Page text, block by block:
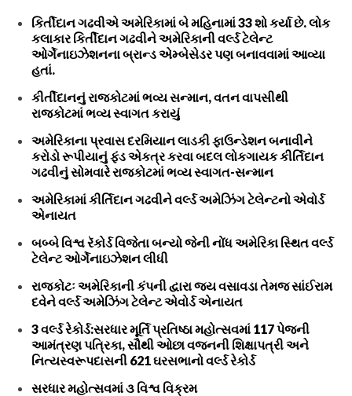
કિર્તીદાન ગઢવીએ અમેરિકામાં બે મહિનામાં 33 શો કર્યા છે. લોક
કલાકાર કિર્તીદાન ગઢવીને અમેરિકાની વર્લ્ડ ટેલેન્ટ
ઓર્ગેનાઇઝેશનના બ્રાન્ડ એમ્બેસેડર પણ બનાવવામાં આવ્યા
હતાં.
કીર્તીદાનનું રાજકોટમાં ભવ્ય સન્માન, વતન વાપસીથી
રાજકોટમાં ભવ્ય સ્વાગત કરાયું
અમેરિકાના પ્રવાસ દરમિયાન લાડકી ફાઉન્ડેશન બનાવીને
કરોડો રૂપીયાનું ફંડ એકત્ર કરવા બદલ લોકગાયક કીર્તિદાન
ગઢવીનું સોમવારે રાજકોટમાં ભવ્ય સ્વાગત-સન્માન
અમેરિકામાં કીર્તિદાન ગઢવીને વર્લ્ડ અમેઝિંગ ટેલેન્ટનો એવોર્ડ
એનાયત
બબ્બે વિશ્વ રૅકોર્ડ વિજેતા બન્યો જેની નોંધ અમેરિકા સ્થિત વર્લ્ડ
ટેલેન્ટ ઓર્ગેનાઇઝેશન લીધી
રાજકોટઃ અમેરિકાની કંપની દ્વારા જય વસાવડા તેમજ સાંઈરામ
દવેને વર્લ્ડ અમેઝિંગ ટેલેન્ટ એવોર્ડ એનાયત
3 વર્લ્ડ રેકોર્ડ:સરધાર મૂર્તિ પ્રતિષ્ઠા મહોત્સવમાં 117 પેજની
આમંત્રણ પત્રિકા, સૌથી ઓછા વજનની શિક્ષાપત્રી અને
નિત્યસ્વરૂપદાસની 621 ઘરસભાનો વર્લ્ડ રેકોર્ડ
સરધાર મહોત્સવમાં ૩ વિશ્વ વિક્રમ